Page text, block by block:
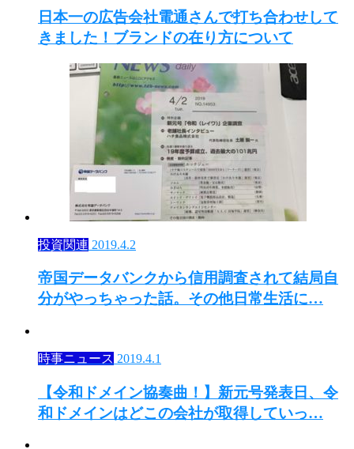
日本一の広告会社電通さんで打ち合わせして
きました！ブランドの在り方について
投資関連 2019.4.2
帝国データバンクから信用調査されて結局自
分がやっちゃった話。その他日常生活に…
時事ニュース 2019.4.1
【令和ドメイン協奏曲！】新元号発表日、令
和ドメインはどこの会社が取得していっ…